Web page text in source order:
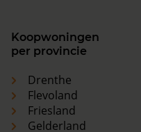
Koopwoningen
per provincie
Drenthe
Flevoland
Friesland
Gelderland